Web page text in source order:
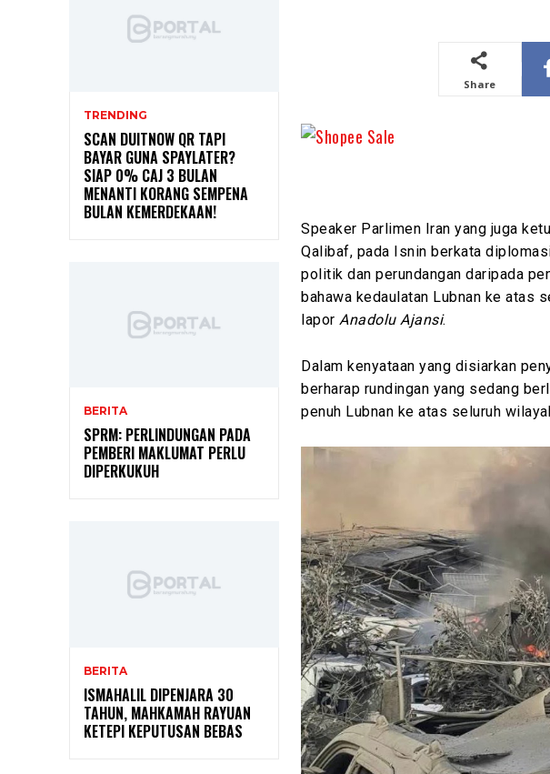
TRENDING
SCAN DUITNOW QR TAPI
BAYAR GUNA SPAYLATER?
SIAP 0% CAJ 3 BULAN
MENANTI KORANG SEMPENA
BULAN KEMERDEKAAN!
BERITA
SPRM: PERLINDUNGAN PADA
PEMBERI MAKLUMAT PERLU
DIPERKUKUH
BERITA
ISMAHALIL DIPENJARA 30
TAHUN, MAHKAMAH RAYUAN
KETEPI KEPUTUSAN BEBAS
Share
Speaker Parlimen Iran yang juga
Qalibaf, pada Isnin berkata
politik dan perundangan daripada
bahawa kedaulatan Lubnan ke atas
laporAnadolu Ajansi.
Dalam kenyataan yang disiarkan
berharap rundingan yang sedang
penuh Lubnan ke atas seluruh